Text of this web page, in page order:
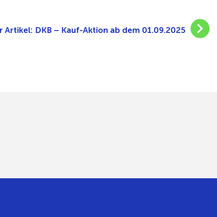
Artikel: DKB – Kauf-Aktion ab dem 01.09.2025